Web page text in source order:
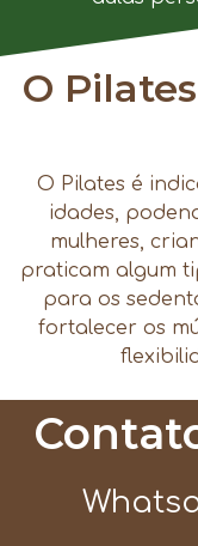
O
O Pilates é
idades,
mulheres,
praticam algum
para os
fortalecer os